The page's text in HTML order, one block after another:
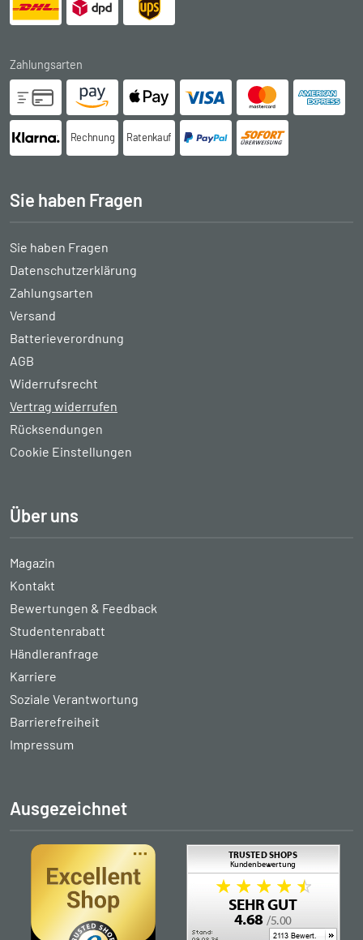
Zahlungsarten
Rechnung Ratenkauf
Sie haben Fragen
Sie haben Fragen
Datenschutzerklärung
Zahlungsarten
Versand
Batterieverordnung
AGB
Widerrufsrecht
Vertrag widerrufen
Rücksendungen
Cookie Einstellungen
Über uns
Magazin
Kontakt
Bewertungen & Feedback
Studentenrabatt
Händleranfrage
Karriere
Soziale Verantwortung
Barrierefreiheit
Impressum
Ausgezeichnet